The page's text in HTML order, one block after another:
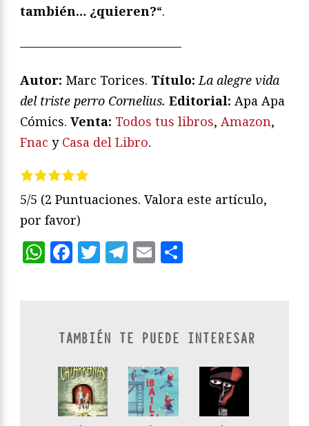
también… ¿quieren?“.
—————————————
Autor: Marc Torices. Título: La alegre vida
del triste perro Cornelius. Editorial: Apa Apa
Cómics. Venta: Todos tus libros, Amazon,
Fnac y Casa del Libro.
5/5 (2 Puntuaciones. Valora este artículo,
por favor)
WhatsApp
Facebook
Twitter
Telegram
Email
TAMBIÉN TE PUEDE INTERESAR